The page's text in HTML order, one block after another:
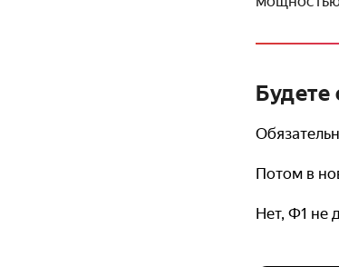
Будете
Потом в
Нет, Ф1 не